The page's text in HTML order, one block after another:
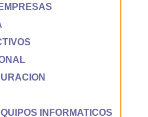
INFORMATICOS